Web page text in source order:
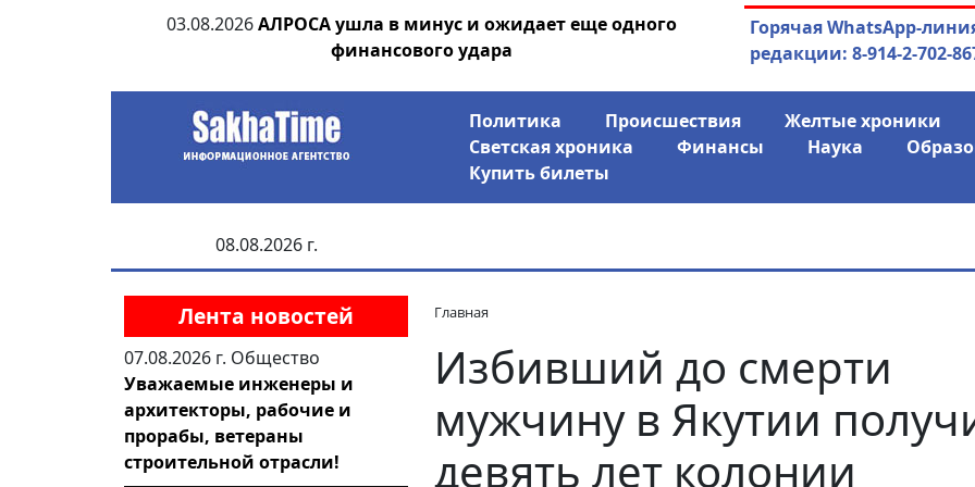
03.08.2026 АЛРОСА ушла в минус и ожидает еще одного
финансового удара
04.08.2026Маринычев у
Горячая WhatsApp-
редакции: 8-914-2-702-
Политика Происшествия Желтые хроники
Светская хроника
Финансы Наука
Купить билеты
08.08.2026 г.
Лента новостей
07.08.2026 г. Общество
Уважаемые инженеры и
архитекторы, рабочие и
прорабы, ветераны
строительной отрасли!
Главная
Избивший до смерти
мужчину в Якутии
девять лет колонии